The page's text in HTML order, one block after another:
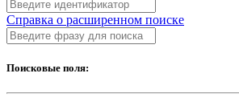
Справка о расширенном поиске
Поисковые поля: